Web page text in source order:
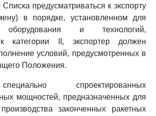
Списка предусматриваться к экспорту
в порядке, установленном для
оборудования и технологий,
категории II, экспортер должен
условий, предусмотренных в
Положения.
спроектированных
мощностей, предназначенных для
законченных ракетных